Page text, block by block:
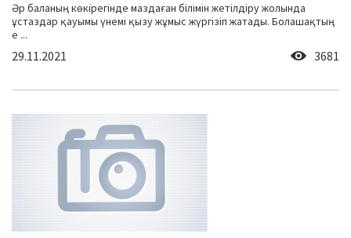
Әр баланың көкірегінде маздаған білімін жетілдіру жолында
ұстаздар қауымы үнемі қызу жұмыс жүргізіп жатады. Болашақтың
е ...
29.11.2021 3681